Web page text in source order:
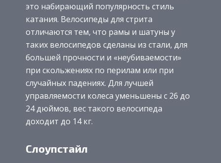
это набирающий популярность стиль
катания. Велосипеды для стрита
отличаются тем, что рамы и шатуны у
таких велосипедов сделаны из стали, для
большей прочности и «неубиваемости»
при скольжениях по перилам или при
случайных падениях. Для лучшей
управляемости колеса уменьшены с 26 до
24 дюймов, вес такого велосипеда
доходит до 14 кг.
Слоупстайл